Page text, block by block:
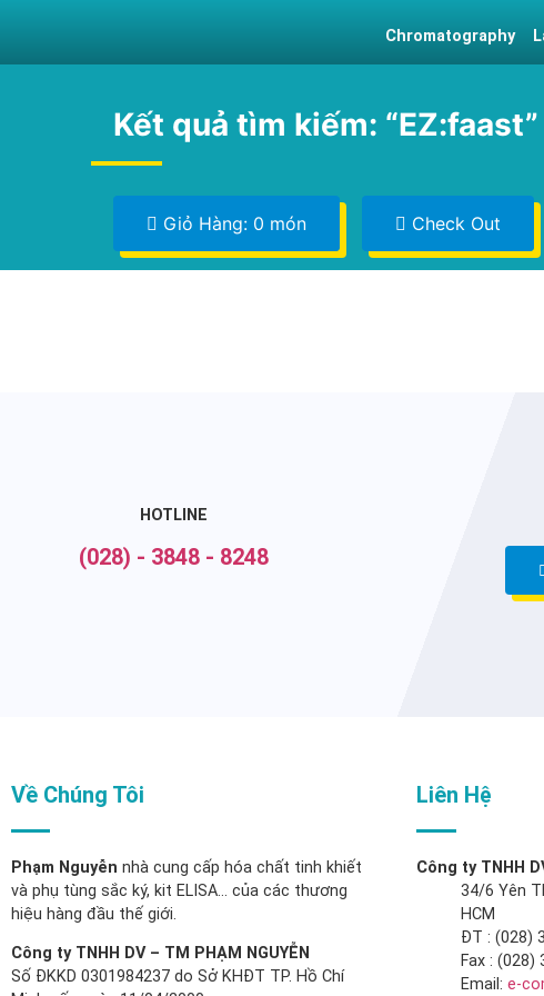
Chromatography
Kết quả tìm kiếm: “EZ:faast”
Giỏ Hàng: 0 món Check Out
HOTLINE
(028) - 3848 - 8248
Về Chúng Tôi
Phạm Nguyễn nhà cung cấp hóa chất tinh khiết
và phụ tùng sắc ký, kit ELISA… của các thương
hiệu hàng đầu thế giới.
Công ty TNHH DV – TM PHẠM NGUYỄN
Số ĐKKD 0301984237 do Sở KHĐT TP. Hồ Chí
Liên Hệ
Công ty TNHH
34/6 Yên
HCM
ĐT : (028)
Fax : (028)
Email: e-